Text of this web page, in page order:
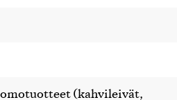
(kahvileivät,